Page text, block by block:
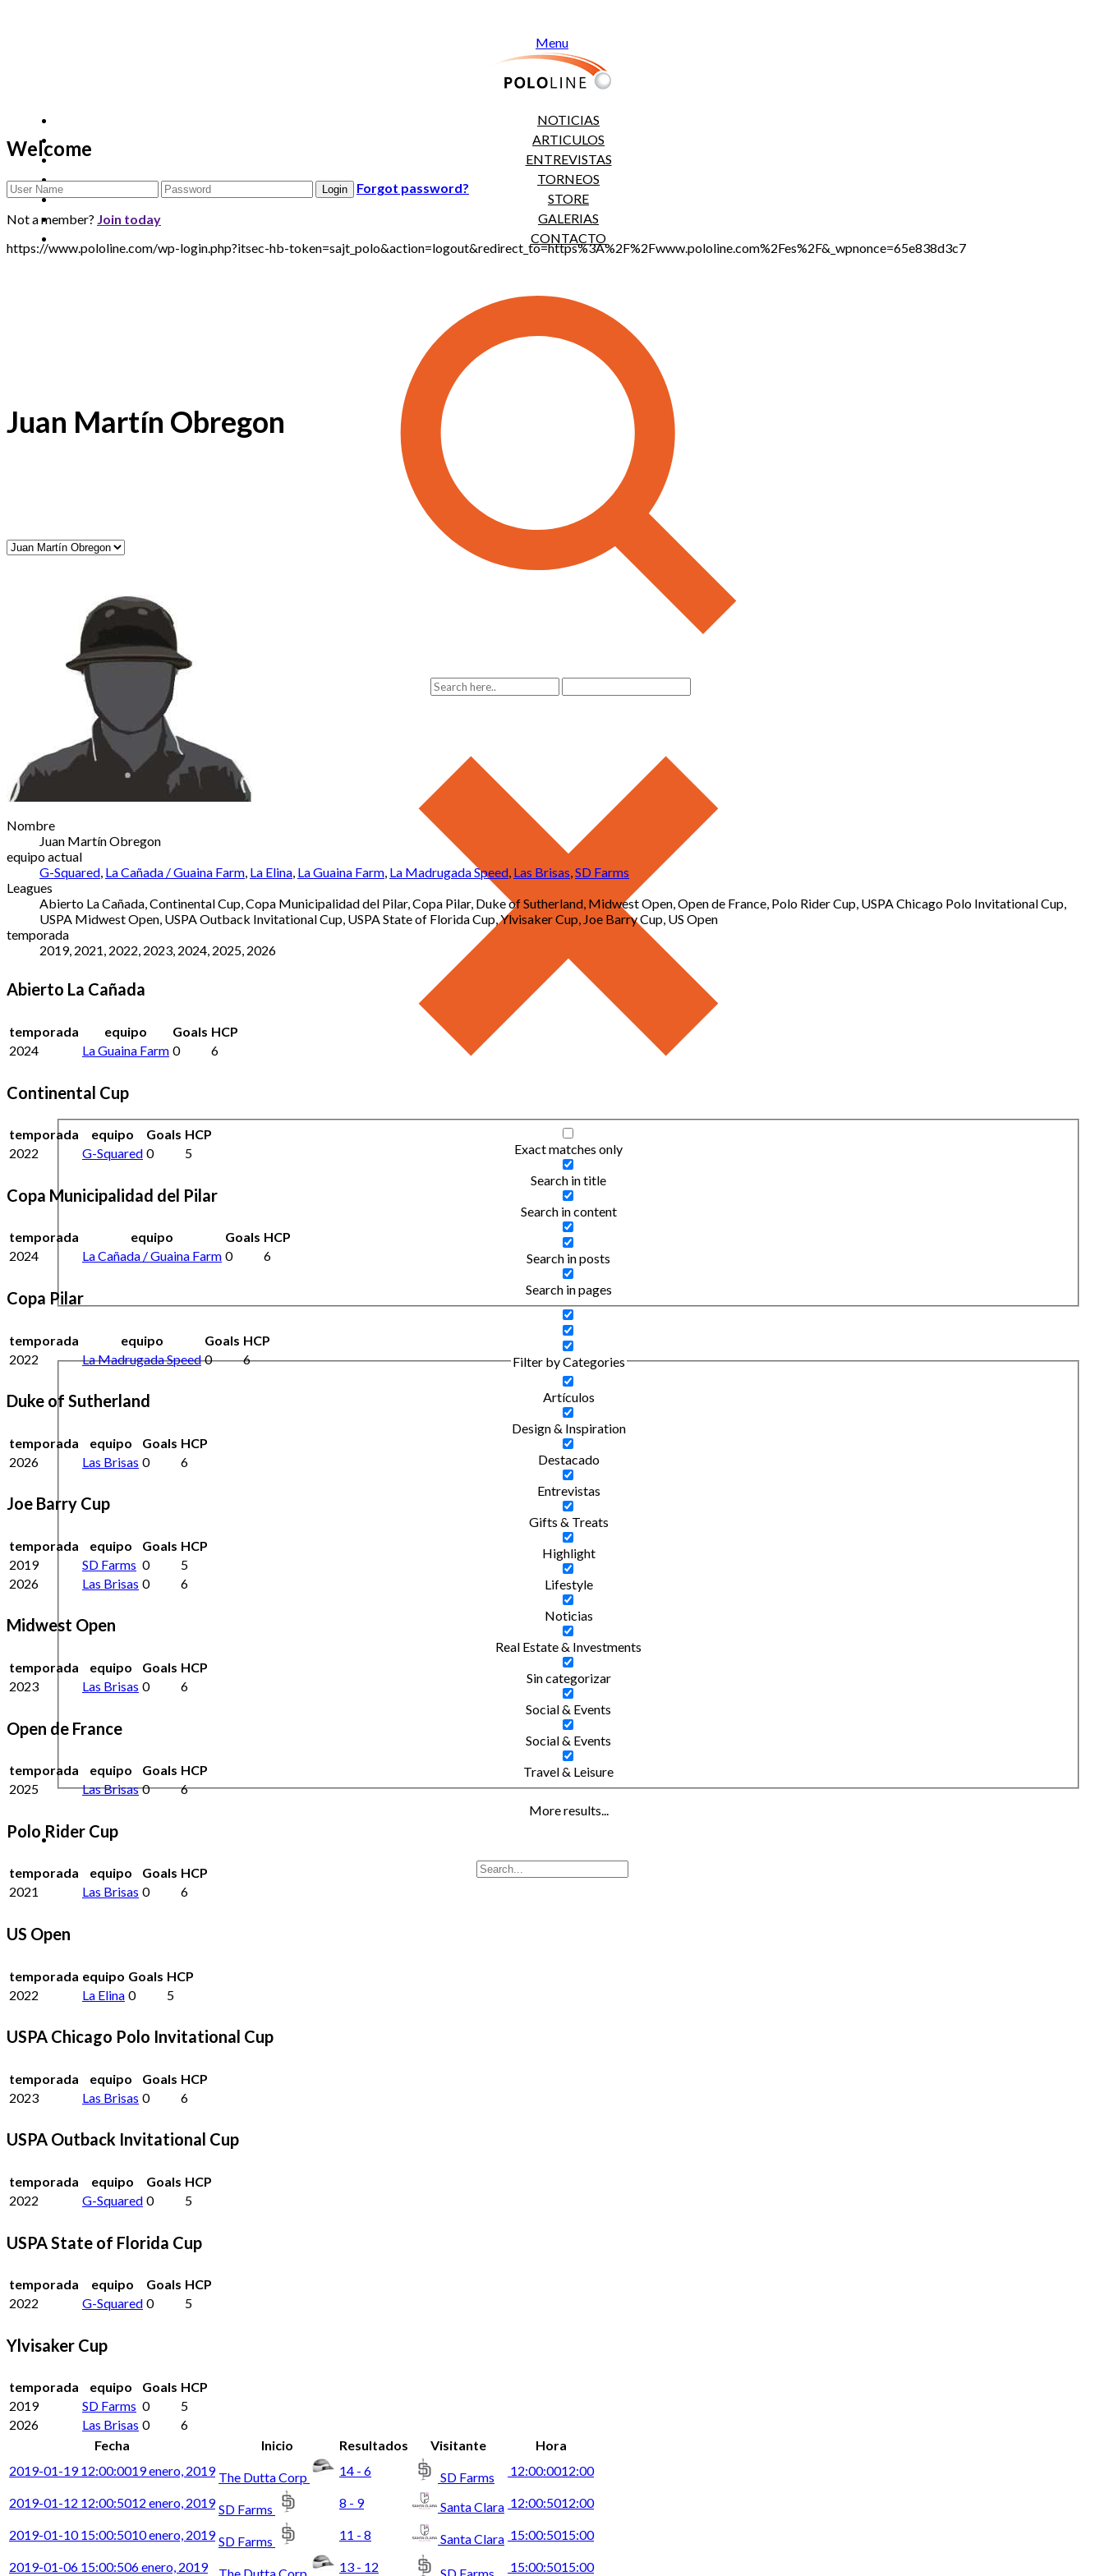
Menu
NOTICIAS
ARTICULOS
ENTREVISTAS
TORNEOS
STORE
GALERIAS
CONTACTO
Exact matches only
Search in title
Search in content
Search in posts
Search in pages
Filter by Categories
Artículos
Design & Inspiration
Destacado
Entrevistas
Gifts & Treats
Highlight
Lifestyle
Noticias
Real Estate & Investments
Sin categorizar
Social & Events
Social & Events
Travel & Leisure
More results...
Welcome
Forgot password?
Not a member? Join today
https://www.pololine.com/wp-login.php?itsec-hb-token=sajt_polo&action=logout&redirect_to=https%3A%2F%2Fwww.pololine.com%2Fes%2F&_wpnonce=65e838d3c7
Juan Martín Obregon
Nombre
Juan Martín Obregon
equipo actual
G-Squared La Cañada / Guaina Farm La Elina La Guaina Farm La Madrugada Speed Las Brisas SD Farms
Leagues
Abierto La Cañada, Continental Cup, Copa Municipalidad del Pilar, Copa Pilar, Duke of Sutherland, Midwest Open, Open de France, Polo Rider Cup, USPA Chicago Polo Invitational Cup,
USPA Midwest Open, USPA Outback Invitational Cup, USPA State of Florida Cup, Ylvisaker Cup, Joe Barry Cup, US Open
temporada
2019, 2021, 2022, 2023, 2024, 2025, 2026
Abierto La Cañada
temporada equipo Goals HCP
2024
La Guaina Farm 0 6
Continental Cup
temporada equipo Goals HCP
2022
G-Squared 0 5
Copa Municipalidad del Pilar
temporada equipo Goals HCP
2024
La Cañada / Guaina Farm 0 6
Copa Pilar
temporada equipo Goals HCP
2022
La Madrugada Speed 0 6
Duke of Sutherland
temporada equipo Goals HCP
2026
Las Brisas 0 6
Joe Barry Cup
temporada equipo Goals HCP
2019
SD Farms 0
5
2026
Las Brisas 0 6
Midwest Open
temporada equipo Goals HCP
2023
Las Brisas 0 6
Open de France
temporada equipo Goals HCP
2025
Las Brisas 0 6
Polo Rider Cup
temporada equipo Goals HCP
2021
Las Brisas 0 6
US Open
temporada equipo Goals HCP
2022
La Elina 0 5
USPA Chicago Polo Invitational Cup
temporada equipo Goals HCP
2023
Las Brisas 0 6
USPA Outback Invitational Cup
temporada equipo Goals HCP
2022
G-Squared 0 5
USPA State of Florida Cup
temporada equipo Goals HCP
2022
G-Squared 0 5
Ylvisaker Cup
temporada equipo Goals HCP
2019
SD Farms 0
5
2026
Las Brisas 0
6
Fecha
Inicio Resultados Visitante
Hora
2019-01-19 12:00:0019 enero, 2019 The Dutta Corp 14 - 6 SD Farms 12:00:0012:00
2019-01-12 12:00:5012 enero, 2019 SD Farms 8 - 9 Santa Clara 12:00:5012:00
2019-01-10 15:00:5010 enero, 2019 SD Farms 11 - 8 Santa Clara 15:00:5015:00
2019-01-06 15:00:506 enero, 2019 13 - 12 15:00:5015:00